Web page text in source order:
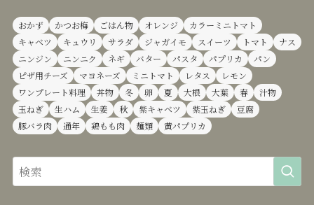
おかず かつお梅 ごはん物 オレンジ
カラーミニトマト
キャベツ
キュウリ サラダ ジャガイモ スイーツ トマト
ナス
ニンジン
ニンニク ネギ バター パスタ パプリカ
パン
ピザ用チーズ
マヨネーズ ミニトマト レタス
レモン
ワンプレート料理
丼物 冬 卵 夏 大根 大葉 春
汁物
玉ねぎ
生ハム 生姜 秋 紫キャベツ 紫玉ねぎ
豆腐
豚バラ肉
通年 鶏もも肉 麺類 黄パプリカ